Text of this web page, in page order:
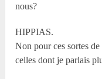
nous?
HIPPIAS.
Non pour ces sortes
celles dont je parlais